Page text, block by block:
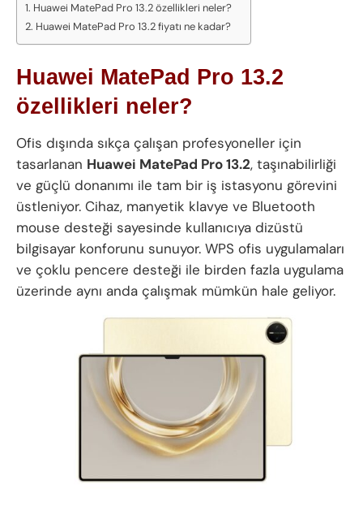
Huawei MatePad Pro 13.2 özellikleri neler?
Huawei MatePad Pro 13.2 fiyatı ne kadar?
Huawei MatePad Pro 13.2
özellikleri neler?
Ofis dışında sıkça çalışan profesyoneller için
tasarlanan Huawei MatePad Pro 13.2, taşınabilirliği
ve güçlü donanımı ile tam bir iş istasyonu görevini
üstleniyor. Cihaz, manyetik klavye ve Bluetooth
mouse desteği sayesinde kullanıcıya dizüstü
bilgisayar konforunu sunuyor. WPS ofis uygulamaları
ve çoklu pencere desteği ile birden fazla uygulama
üzerinde aynı anda çalışmak mümkün hale geliyor.